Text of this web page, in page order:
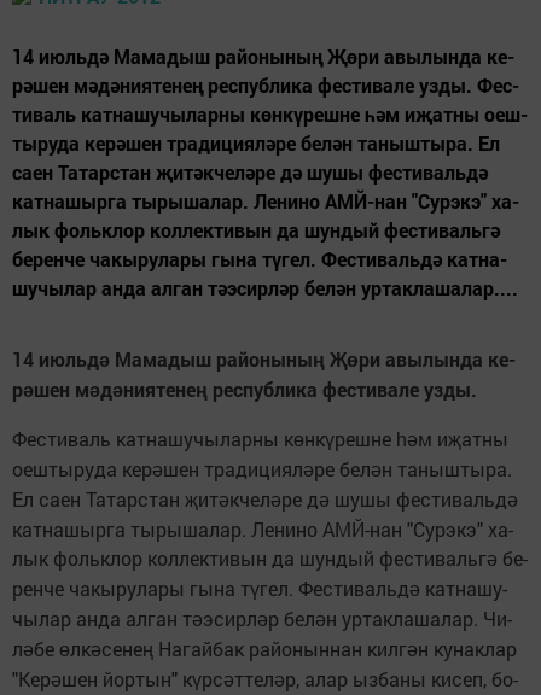
14 июль­дә Ма­ма­дыш ра­йо­ны­ның Җө­ри авы­лын­да ке­
рә­шен мә­дә­ни­я­те­нең рес­пуб­ли­ка фес­ти­ва­ле уз­ды. Фес­
ти­валь кат­на­шу­чы­лар­ны көн­кү­реш­не һәм иҗат­ны оеш­
ты­ру­да ке­рә­шен тра­ди­ци­я­лә­ре бе­лән та­ныш­ты­ра. Ел
са­ен Та­тарс­тан җи­тәк­че­лә­ре дә шу­шы фес­ти­валь­дә
кат­на­шыр­га ты­ры­ша­лар. Ле­ни­но АМЙ-нан "Сурэкэ" ха­
лык фольк­лор кол­лек­ти­вын да шун­дый фес­ти­валь­гә
бе­рен­че ча­кы­ру­ла­ры гы­на тү­гел. Фес­ти­валь­дә кат­на­
шу­чы­лар ан­да ал­ган тәэ­сир­ләр бе­лән ур­так­ла­ша­лар....
14 июль­дә Ма­ма­дыш ра­йо­ны­ның Җө­ри авы­лын­да ке­
рә­шен мә­дә­ни­я­те­нең рес­пуб­ли­ка фес­ти­ва­ле уз­ды.
Фес­ти­валь кат­на­шу­чы­лар­ны көн­кү­реш­не һәм иҗат­ны
оеш­ты­ру­да ке­рә­шен тра­ди­ци­я­лә­ре бе­лән та­ныш­ты­ра.
Ел са­ен Та­тарс­тан җи­тәк­че­лә­ре дә шу­шы фес­ти­валь­дә
кат­на­шыр­га ты­ры­ша­лар. Ле­ни­но АМЙ-нан "Сурэкэ" ха­
лык фольк­лор кол­лек­ти­вын да шун­дый фес­ти­валь­гә бе­
рен­че ча­кы­ру­ла­ры гы­на тү­гел. Фес­ти­валь­дә кат­на­шу­
чы­лар ан­да ал­ган тәэ­сир­ләр бе­лән ур­так­ла­ша­лар. Чи­
лә­бе өл­кә­се­нең На­гай­бак ра­йо­нын­нан кил­гән ку­нак­лар
"Ке­рә­шен йор­тын" күр­сәт­те­ләр, алар ыз­ба­ны ки­сеп, бо­